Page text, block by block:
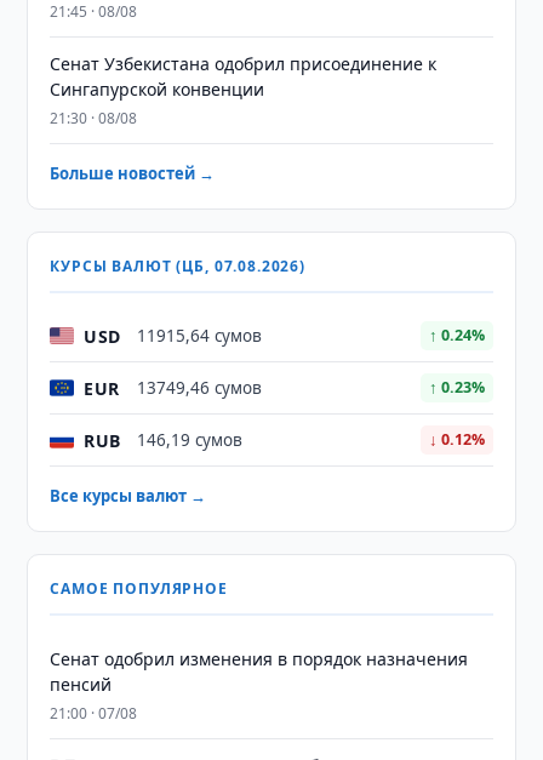
21:45 · 08/08
Сенат Узбекистана одобрил присоединение к
Сингапурской конвенции
21:30 · 08/08
Больше новостей →
КУРСЫ ВАЛЮТ (ЦБ, 07.08.2026)
USD 11915,64 сумов ↑ 0.24%
EUR 13749,46 сумов ↑ 0.23%
RUB 146,19 сумов ↓ 0.12%
Все курсы валют →
САМОЕ ПОПУЛЯРНОЕ
Сенат одобрил изменения в порядок назначения
пенсий
21:00 · 07/08